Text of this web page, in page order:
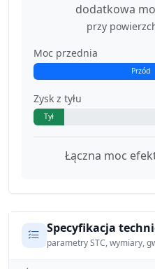
dodatkowa
przy
Moc przednia
Przód
Zysk z tyłu
Tył
Łączna moc
Specyfikacja
parametry STC, wymiary,